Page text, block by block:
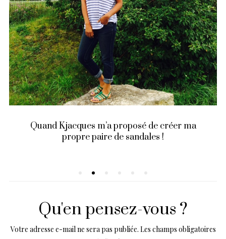
Quand Kjacques m’a proposé de créer ma
propre paire de sandales !
Qu'en pensez-vous ?
Votre adresse e-mail ne sera pas publiée. Les champs obligatoires